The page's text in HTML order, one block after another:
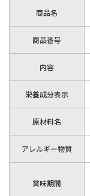
商品名
商品番号
内容
栄養成分表示
原材料名
アレルギー物質
賞味期間